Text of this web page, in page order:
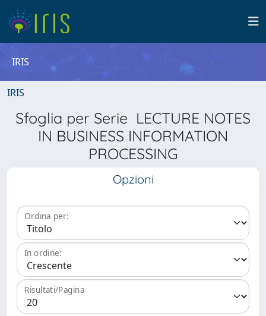
IRIS
IRIS
Sfoglia per Serie LECTURE NOTES
IN BUSINESS INFORMATION
PROCESSING
Opzioni
Ordina per:
In ordine:
Risultati/Pagina